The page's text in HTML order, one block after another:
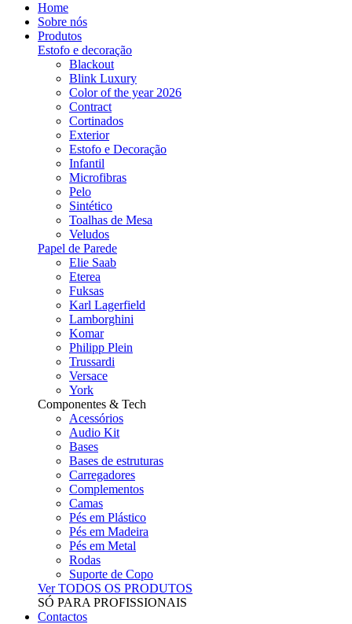
Home
Sobre nós
Produtos
Estofo e decoração
Blackout
Blink Luxury
Color of the year 2026
Contract
Cortinados
Exterior
Estofo e Decoração
Infantil
Microfibras
Pelo
Sintético
Toalhas de Mesa
Veludos
Papel de Parede
Elie Saab
Eterea
Fuksas
Karl Lagerfield
Lamborghini
Komar
Philipp Plein
Trussardi
Versace
York
Componentes & Tech
Acessórios
Audio Kit
Bases
Bases de estruturas
Carregadores
Complementos
Camas
Pés em Plástico
Pés em Madeira
Pés em Metal
Rodas
Suporte de Copo
Ver TODOS OS PRODUTOS
SÓ PARA PROFISSIONAIS
Contactos